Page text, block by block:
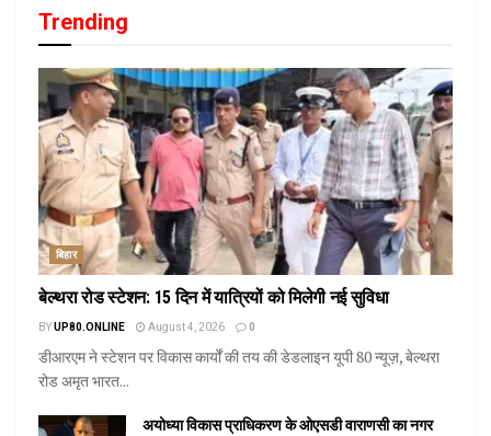
Trending
बिहार
बेल्थरा रोड स्टेशन: 15 दिन में यात्रियों को मिलेगी नई सुविधा
BYUP80.ONLINE August 4, 2026 0
डीआरएम ने स्टेशन पर विकास कार्यों की तय की डेडलाइन यूपी 80 न्यूज़, बेल्थरा
रोड अमृत भारत...
अयोध्या विकास प्राधिकरण के ओएसडी वाराणसी का नगर